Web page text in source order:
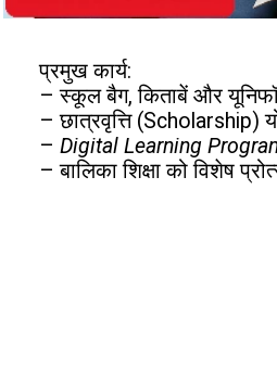
प्रमुख कार्य:
– स्कूल बैग, किताबें और
– छात्रवृत्ति (Scholarship)
– Digital Learning
– बालिका शिक्षा को विशेष